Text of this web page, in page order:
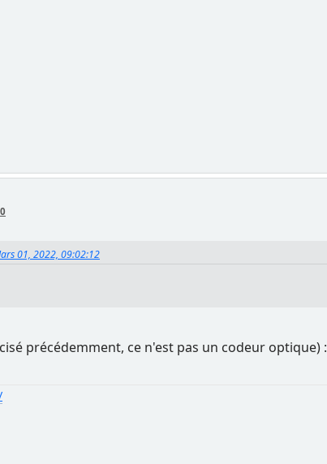
01, 2022, 09:02:12
précédemment, ce n'est pas un codeur